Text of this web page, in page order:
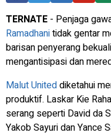
TERNATE - Penjaga
Ramadhanitidak gentar
barisan penyerang
mengantisipasi dan
Malut Uniteddiketahui
produktif. Laskar Kie
serang seperti David da
Yakob Sayuri dan Yance